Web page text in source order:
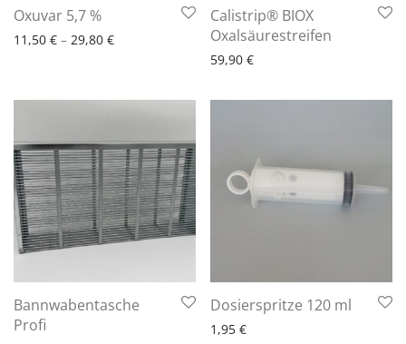
Oxuvar 5,7 %
11,50 € – 29,80 €
6 - 10 Arbeitstage
Calistrip® BIOX
Oxalsäurestreifen
59,90 €
6 - 10 Arbeitstage
Bannwabentasche
Profi
Dosierspritze 120 ml
1,95 €
6 - 10 Arbeitstage